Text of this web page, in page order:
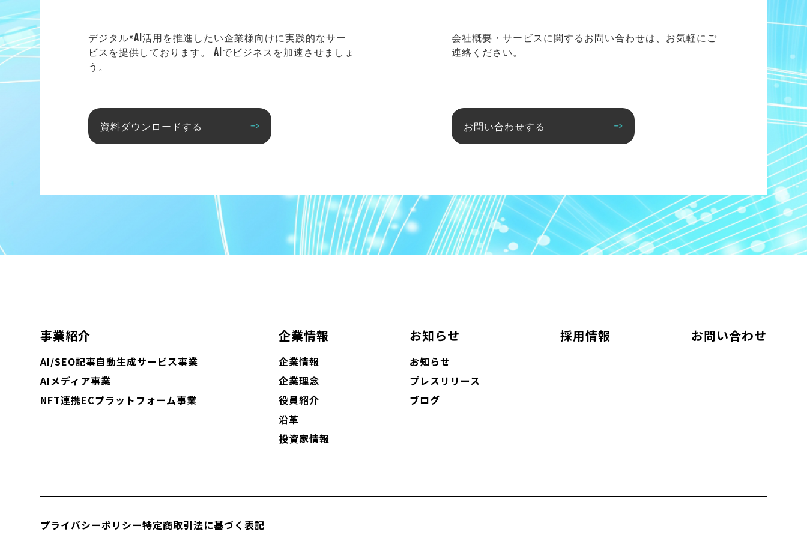
デジタル×AI活用を推進したい企業様向けに実践的なサー
ビスを提供しております。 AIでビジネスを加速させましょ
う。
資料ダウンロードする
会社概要・サービスに関するお問い合わせは、お気軽にご
連絡ください。
お問い合わせする
事業紹介
AI/SEO記事自動生成サービス事業
AIメディア事業
NFT連携ECプラットフォーム事業
企業情報
企業情報
企業理念
役員紹介
沿革
投資家情報
お知らせ
お知らせ
プレスリリース
ブログ
採用情報 お問い合わせ
プライバシーポリシー特定商取引法に基づく表記